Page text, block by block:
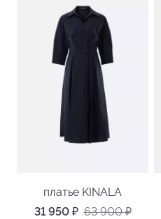
платье KINALA
31 950 ₽ 63 900₽